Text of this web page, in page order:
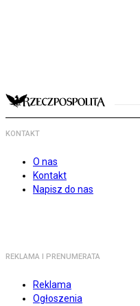
KONTAKT
O nas
Kontakt
Napisz do nas
REKLAMA I PRENUMERATA
Reklama
Ogłoszenia